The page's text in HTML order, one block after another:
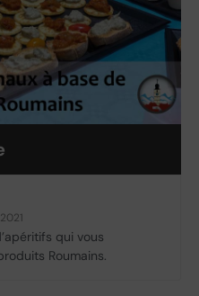
qui vous
Roumains.